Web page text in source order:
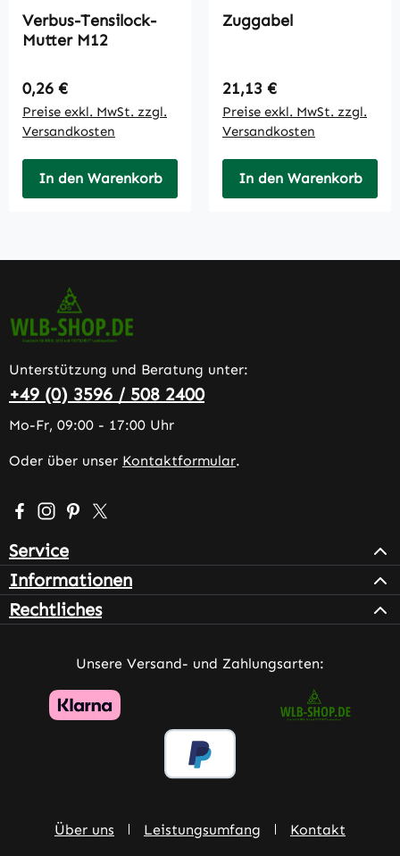
Verbus-Tensilock-
Mutter M12
Regulärer Preis:
0,26 €
Preise exkl. MwSt. zzgl.
Versandkosten
In den Warenkorb
Zuggabel
Regulärer Preis:
21,13 €
Preise exkl. MwSt. zzgl.
Versandkosten
In den Warenkorb
Unterstützung und Beratung unter:
+49 (0) 3596 / 508 2400
Mo-Fr, 09:00 - 17:00 Uhr
Oder über unser Kontaktformular.
Besuche uns auf Facebook – öffnet in neuem Tab
Schau auf Instagram vorbei – öffnet in neuem Tab
Lass dich auf Pinterest inspirieren – öffnet in
Folge uns auf X – öffnet in neuem Tab
Service
Informationen
Rechtliches
Unsere Versand- und Zahlungsarten:
Über uns Leistungsumfang Kontakt